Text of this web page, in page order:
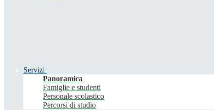
Servizi
Panoramica
Famiglie e studenti
Personale scolastico
Percorsi di studio